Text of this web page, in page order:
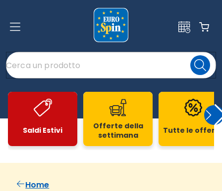
Saldi Estivi
Offerte della
settimana
Tutte le
Home